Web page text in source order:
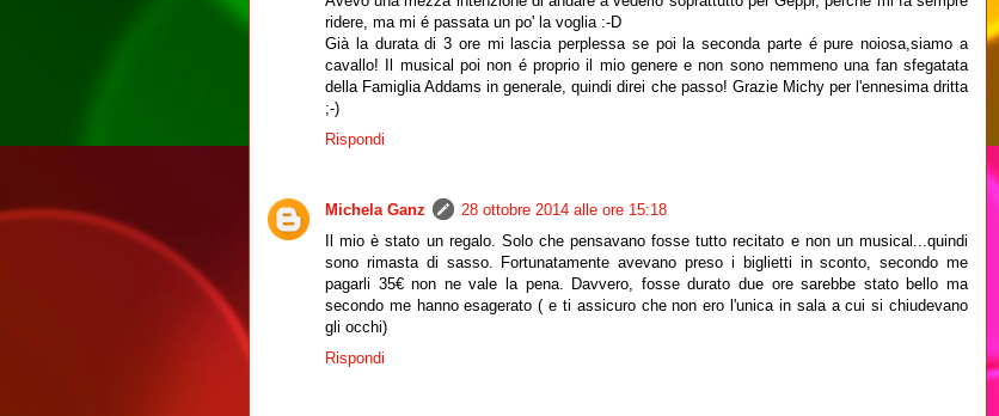
ridere, ma mi é passata un po' la voglia :-D
Già la durata di 3 ore mi lascia perplessa se poi la seconda parte é pure noiosa,siamo a
cavallo! Il musical poi non é proprio il mio genere e non sono nemmeno una fan sfegatata
della Famiglia Addams in generale, quindi direi che passo! Grazie Michy per l'ennesima dritta
;-)
Rispondi
Michela Ganz
28 ottobre 2014 alle ore 15:18
Il mio è stato un regalo. Solo che pensavano fosse tutto recitato e non un musical...quindi
sono rimasta di sasso. Fortunatamente avevano preso i biglietti in sconto, secondo me
pagarli 35€ non ne vale la pena. Davvero, fosse durato due ore sarebbe stato bello ma
secondo me hanno esagerato ( e ti assicuro che non ero l'unica in sala a cui si chiudevano
gli occhi)
Rispondi